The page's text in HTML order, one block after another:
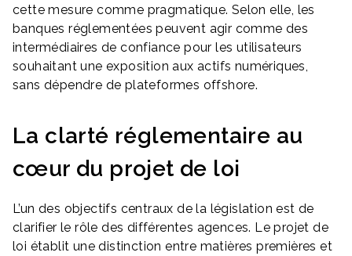
cette mesure comme pragmatique. Selon elle, les
banques réglementées peuvent agir comme des
intermédiaires de confiance pour les utilisateurs
souhaitant une exposition aux actifs numériques,
sans dépendre de plateformes offshore.
La clarté réglementaire au
cœur du projet de loi
L’un des objectifs centraux de la législation est de
clarifier le rôle des différentes agences. Le projet de
loi établit une distinction entre matières premières et